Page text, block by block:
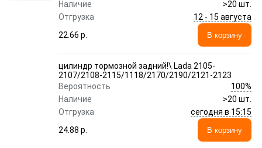
Наличие
>20 шт.
Отгрузка
12 - 15 августа
22.66 p.
В корзину
цилиндр тормозной задний!\ Lada 2105-
2107/2108-2115/1118/2170/2190/2121-2123
Вероятность
100%
Наличие
>20 шт.
Отгрузка
сегодня в 15:15
24.88 p.
В корзину